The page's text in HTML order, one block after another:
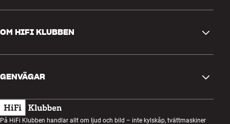
Frågor och svar
Retur och reklamation
Ångra beställning
Köpvillkor
OM HIFI KLUBBEN
Om oss
Kundklubb
Lyssnarkväll
GENVÄGAR
Presentkort
På HiFi Klubben handlar allt om ljud och bild – inte kylskåp, tvättmaskiner